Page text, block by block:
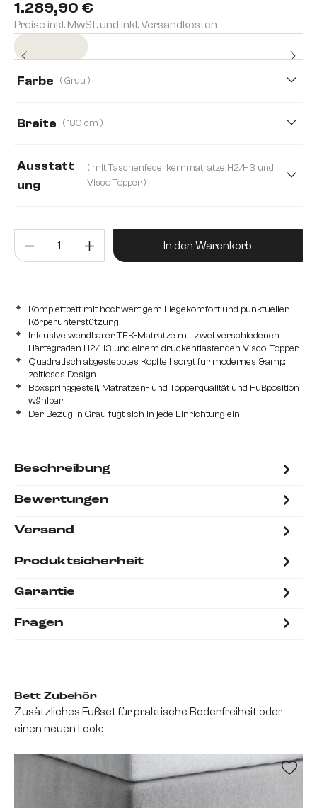
1.289,90 €
Preise inkl. MwSt. und inkl. Versandkosten
Farbe ( Grau )
Breite ( 180 cm )
200 cm
Ausstatt
ung
( mit Taschenfederkernmatratze H2/H3 und
Visco Topper )
mit Taschenfederkernmatratze H2/H3 und Visco Topper
Produkt Anzahl: Gib den
In den Warenkorb
Komplettbett mit hochwertigem Liegekomfort und punktueller
Körperunterstützung
Inklusive wendbarer TFK-Matratze mit zwei verschiedenen
Härtegraden H2/H3 und einem druckentlastenden Visco-Topper
Quadratisch abgestepptes Kopfteil sorgt für modernes &amp;
zeitloses Design
Boxspringgestell, Matratzen- und Topperqualität und Fußposition
wählbar
Der Bezug in Grau fügt sich in jede Einrichtung ein
Beschreibung
Bewertungen
Versand
Produktsicherheit
Garantie
Fragen
Bett Zubehör
Zusätzliches Fußset für praktische Bodenfreiheit oder
einen neuen Look: